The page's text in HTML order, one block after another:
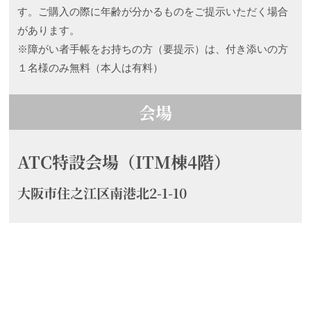
す。ご購入の際に年齢が分かるものをご提示いただく場合
があります。
※障がい者手帳をお持ちの方（要提示）は、付き添いの方
１名様のみ無料（本人は有料）
会場
ATC特設会場（ITM棟4階）
大阪市住之江区南港北2-1-10